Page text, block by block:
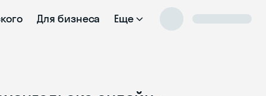
Для бизнеса Еще